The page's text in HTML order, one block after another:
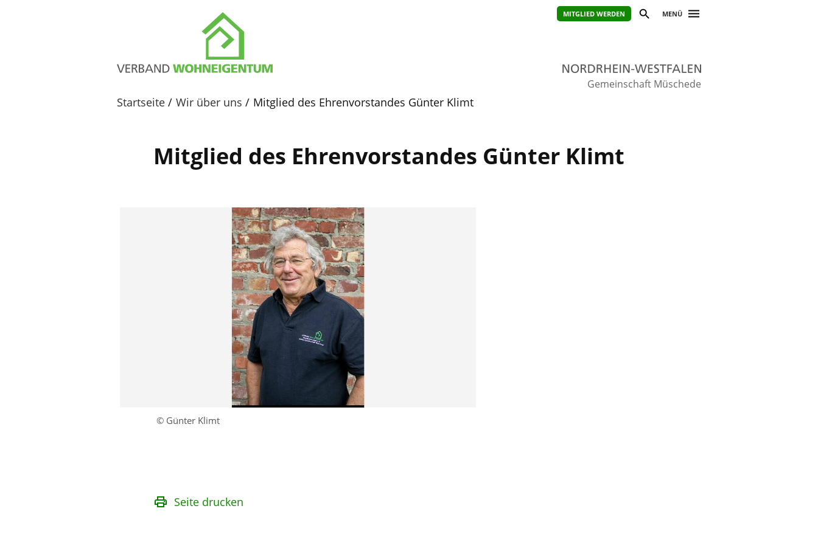
MITGLIED WERDEN MENÜ
Gemeinschaft Müschede
Startseite Wir über uns Mitglied des Ehrenvorstandes Günter Klimt
Mitglied des Ehrenvorstandes Günter Klimt
© Günter Klimt
Seite drucken